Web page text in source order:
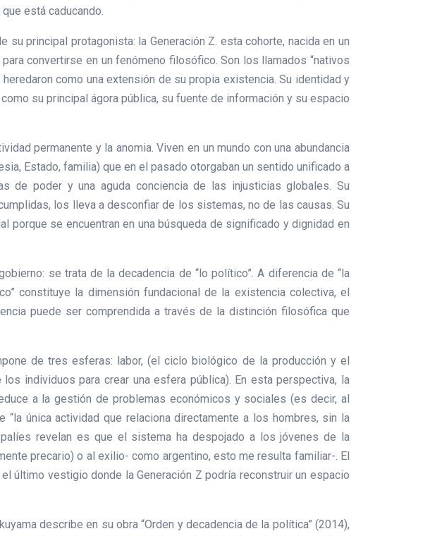
está caducando.
principal protagonista: la Generación Z. esta cohorte, nacida en un
convertirse en un fenómeno filosófico. Son los llamados “nativos
como una extensión de su propia existencia. Su identidad y
su principal ágora pública, su fuente de información y su espacio
permanente y la anomia. Viven en un mundo con una abundancia
Estado, familia) que en el pasado otorgaban un sentido unificado a
de poder y una aguda conciencia de las injusticias globales. Su
los lleva a desconfiar de los sistemas, no de las causas. Su
se encuentran en una búsqueda de significado y dignidad en
se trata de la decadencia de “lo político”. A diferencia de “la
constituye la dimensión fundacional de la existencia colectiva, el
puede ser comprendida a través de la distinción filosófica que
de tres esferas: labor, (el ciclo biológico de la producción y el
individuos para crear una esfera pública). En esta perspectiva, la
a la gestión de problemas económicos y sociales (es decir, al
única actividad que relaciona directamente a los hombres, sin la
revelan es que el sistema ha despojado a los jóvenes de la
precario) o al exilio- como argentino, esto me resulta familiar-. El
último vestigio donde la Generación Z podría reconstruir un espacio
describe en su obra “Orden y decadencia de la política” (2014),